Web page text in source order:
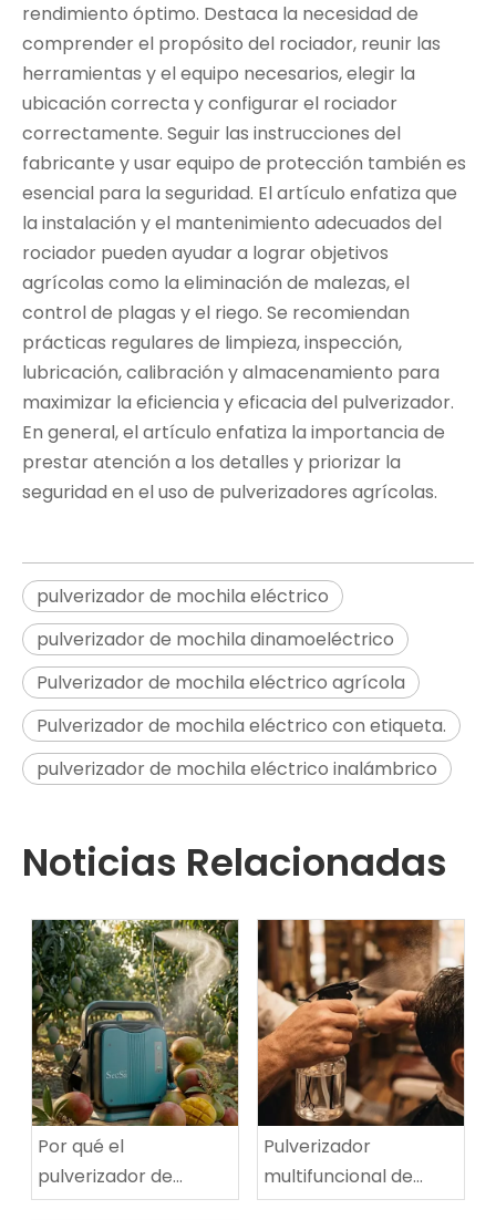
rendimiento óptimo. Destaca la necesidad de
comprender el propósito del rociador, reunir las
herramientas y el equipo necesarios, elegir la
ubicación correcta y configurar el rociador
correctamente. Seguir las instrucciones del
fabricante y usar equipo de protección también es
esencial para la seguridad. El artículo enfatiza que
la instalación y el mantenimiento adecuados del
rociador pueden ayudar a lograr objetivos
agrícolas como la eliminación de malezas, el
control de plagas y el riego. Se recomiendan
prácticas regulares de limpieza, inspección,
lubricación, calibración y almacenamiento para
maximizar la eficiencia y eficacia del pulverizador.
En general, el artículo enfatiza la importancia de
prestar atención a los detalles y priorizar la
seguridad en el uso de pulverizadores agrícolas.
pulverizador de mochila eléctrico
pulverizador de mochila dinamoeléctrico
Pulverizador de mochila eléctrico agrícola
Pulverizador de mochila eléctrico con etiqueta.
pulverizador de mochila eléctrico inalámbrico
Noticias Relacionadas
Por qué el
pulverizador de
hombro eléctrico de
Pulverizador
multifuncional de
niebla ultrafina |